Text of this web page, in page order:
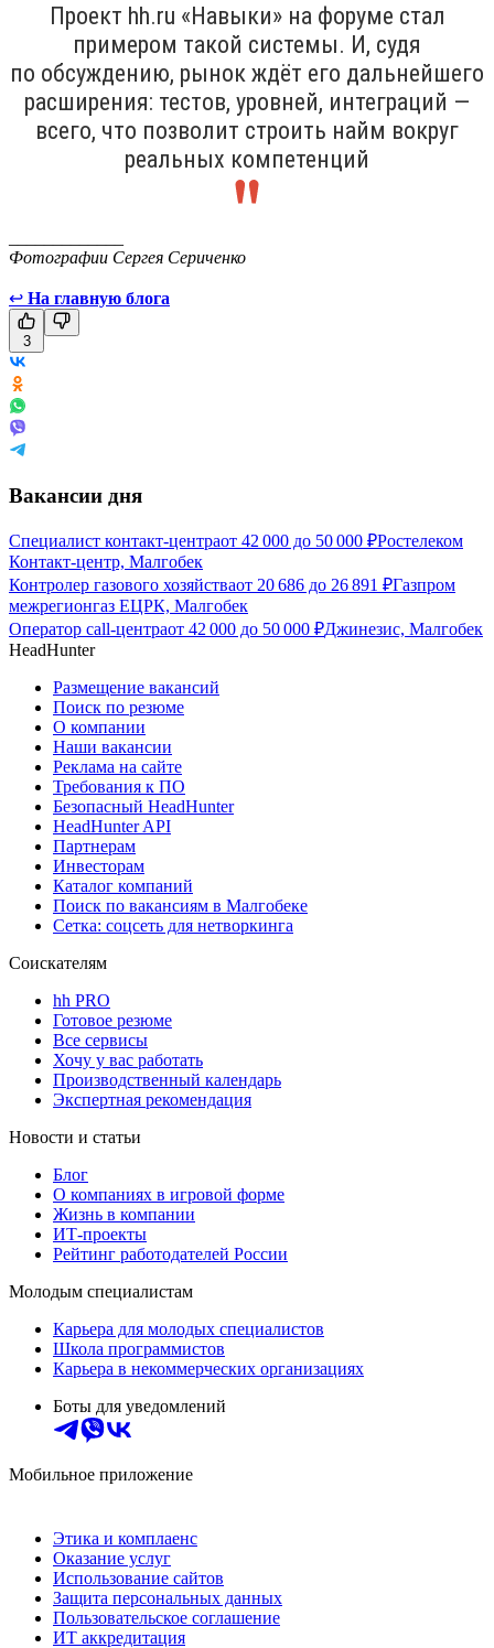
Проект hh.ru «Навыки» на форуме стал
примером такой системы. И, судя
по обсуждению, рынок ждёт его дальнейшего
расширения: тестов, уровней, интеграций —
всего, что позволит строить найм вокруг
реальных компетенций
Фотографии Сергея Сериченко
↩ На главную блога
3
Вакансии дня
Специалист контакт-центраот 42 000 до 50 000 ₽Ростелеком
Контакт-центр, Малгобек
Контролер газового хозяйстваот 20 686 до 26 891 ₽Газпром
межрегионгаз ЕЦРК, Малгобек
Оператор call-центраот 42 000 до 50 000 ₽Джинезис, Малгобек
HeadHunter
Размещение вакансий
Поиск по резюме
О компании
Наши вакансии
Реклама на сайте
Требования к ПО
Безопасный HeadHunter
HeadHunter API
Партнерам
Инвесторам
Каталог компаний
Поиск по вакансиям в Малгобеке
Сетка: соцсеть для нетворкинга
Соискателям
hh PRO
Готовое резюме
Все сервисы
Хочу у вас работать
Производственный календарь
Экспертная рекомендация
Новости и статьи
Блог
О компаниях в игровой форме
Жизнь в компании
ИТ-проекты
Рейтинг работодателей России
Молодым специалистам
Карьера для молодых специалистов
Школа программистов
Карьера в некоммерческих организациях
Боты для уведомлений
Мобильное приложение
Этика и комплаенс
Оказание услуг
Использование сайтов
Защита персональных данных
Пользовательское соглашение
ИТ аккредитация